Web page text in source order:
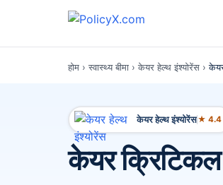
होम › स्वास्थ्य बीमा › केयर हेल्थ इंश्योरेंस ›
केयर हेल्थ इंश्योरेंस★ 4.4
केयर